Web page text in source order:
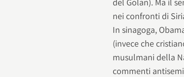
nei confronti di
In sinagoga,
(invece che
musulmani della
commenti